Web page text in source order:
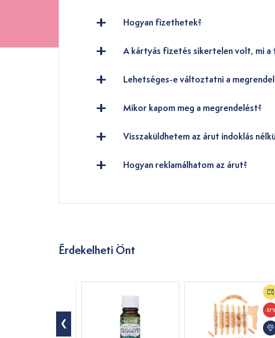
Hogyan fizethetek?
A kártyás fizetés sikertelen volt, mi a
Lehetséges-e változtatni a
Mikor kapom meg a megrendelést?
Visszaküldhetem az árut indoklás
Hogyan reklamálhatom az árut?
Érdekelheti Önt
-